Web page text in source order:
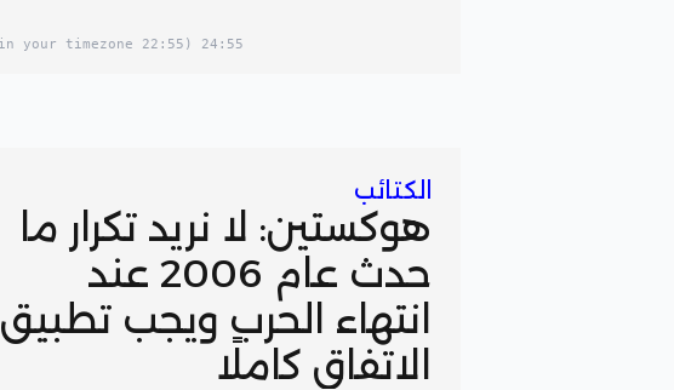
24:55
(22:55 in your timezone)
الكتائب
هوكستين: لا نريد تكرار ما
حدث عام 2006 عند
انتهاء الحرب ويجب تطبيق
الاتفاق كاملًا